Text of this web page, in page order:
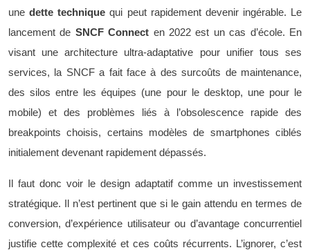
unedette technique qui peut rapidement devenir ingérable. Le
lancement de SNCF Connect en 2022 est un cas d’école. En
visant une architecture ultra-adaptative pour unifier tous ses
services, la SNCF a fait face à des surcoûts de maintenance,
des silos entre les équipes (une pour le desktop, une pour le
mobile) et des problèmes liés à l’obsolescence rapide des
breakpoints choisis, certains modèles de smartphones ciblés
initialement devenant rapidement dépassés.
Il faut donc voir le design adaptatif comme un investissement
stratégique. Il n’est pertinent que si le gain attendu en termes de
conversion, d’expérience utilisateur ou d’avantage concurrentiel
justifie cette complexité et ces coûts récurrents. L’ignorer, c’est